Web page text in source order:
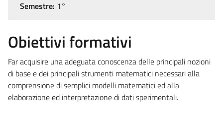
Semestre: 1°
Obiettivi formativi
Far acquisire una adeguata conoscenza delle principali nozioni
di base e dei principali strumenti matematici necessari alla
comprensione di semplici modelli matematici ed alla
elaborazione ed interpretazione di dati sperimentali.